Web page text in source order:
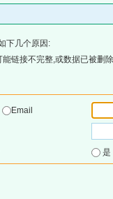
下几个原因:
链接不完整,或数据已被删
Email